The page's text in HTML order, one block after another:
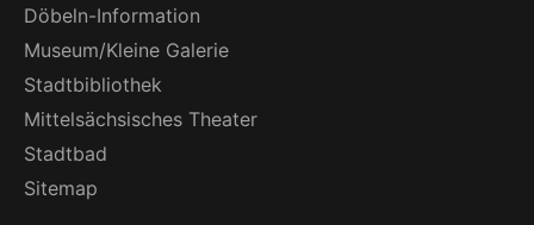
Döbeln-Information
Museum/Kleine Galerie
Stadtbibliothek
Mittelsächsisches Theater
Stadtbad
Sitemap